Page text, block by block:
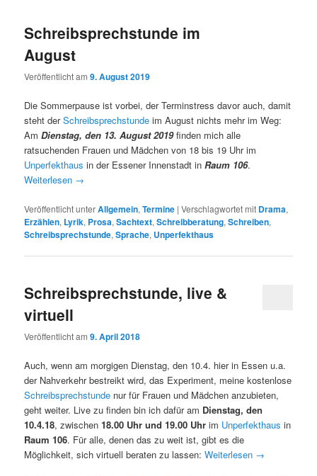
Schreibsprechstunde im
August
Veröffentlicht am9. August 2019
Die Sommerpause ist vorbei, der Terminstress davor auch, damit
steht derSchreibsprechstunde im August nichts mehr im Weg:
Am Dienstag, den 13. August 2019 finden mich alle
ratsuchenden Frauen und Mädchen von 18 bis 19 Uhr im
Unperfekthaus in der Essener Innenstadt inRaum 106.
Weiterlesen →
Veröffentlicht unterAllgemein,Termine |Verschlagwortet mit Drama,
Erzählen, Lyrik, Prosa,Sachtext,Schreibberatung,Schreiben,
Schreibsprechstunde,Sprache, Unperfekthaus
Schreibsprechstunde, live &
virtuell
Veröffentlicht am9. April 2018
Auch, wenn am morgigen Dienstag, den 10.4. hier in Essen u.a.
der Nahverkehr bestreikt wird, das Experiment, meine kostenlose
Schreibsprechstunde nur für Frauen und Mädchen anzubieten,
geht weiter. Live zu finden bin ich dafür am Dienstag, den
10.4.18, zwischen18.00 Uhr und 19.00 Uhr im Unperfekthaus in
Raum 106. Für alle, denen das zu weit ist, gibt es die
Möglichkeit, sich virtuell beraten zu lassen:Weiterlesen →